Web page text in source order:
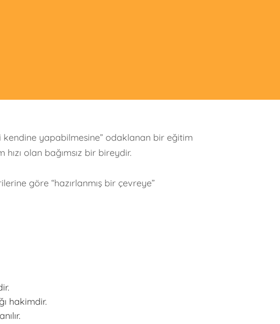
yapabilmesine” odaklanan bir eğitim
olan bağımsız bir bireydir.
göre “hazırlanmış bir çevreye”
hakimdir.